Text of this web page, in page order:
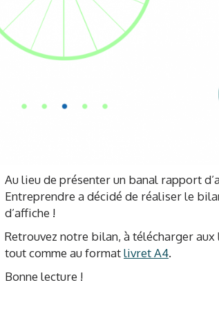
Au lieu de présenter un banal rapport
Entreprendre a décidé de réaliser le
d’affiche !
Retrouvez notre bilan, à télécharger
tout comme au formatlivret A4.
Bonne lecture !